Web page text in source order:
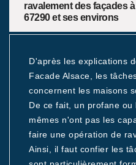
ravalement des façades
67290 et ses environs
D'après les explications
Facade Alsace, les
concernent les maisons
De ce fait, un profane
mêmes n'ont pas les
faire une opération de
Ainsi, il faut confier les